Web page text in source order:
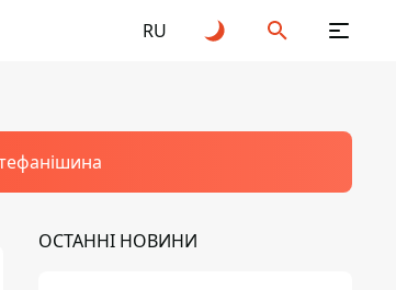
RU
ОСТАННІ НОВИНИ